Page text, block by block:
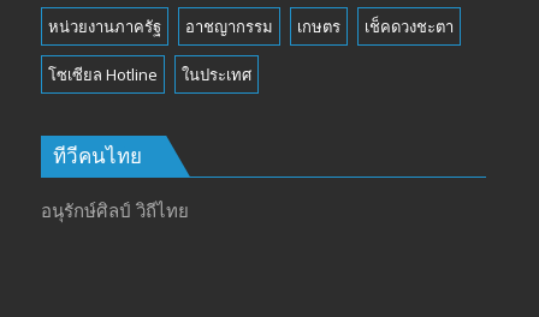
หน่วยงานภาครัฐ อาชญากรรม เกษตร เช็คดวงชะตา
โซเซียล Hotline ในประเทศ
ทีวีคนไทย
อนุรักษ์ศิลป์ วิถีไทย